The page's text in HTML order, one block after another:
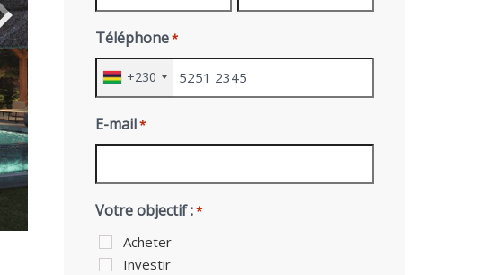
Téléphone*
+230
E-mail*
Votre objectif :*
Acheter
Investir